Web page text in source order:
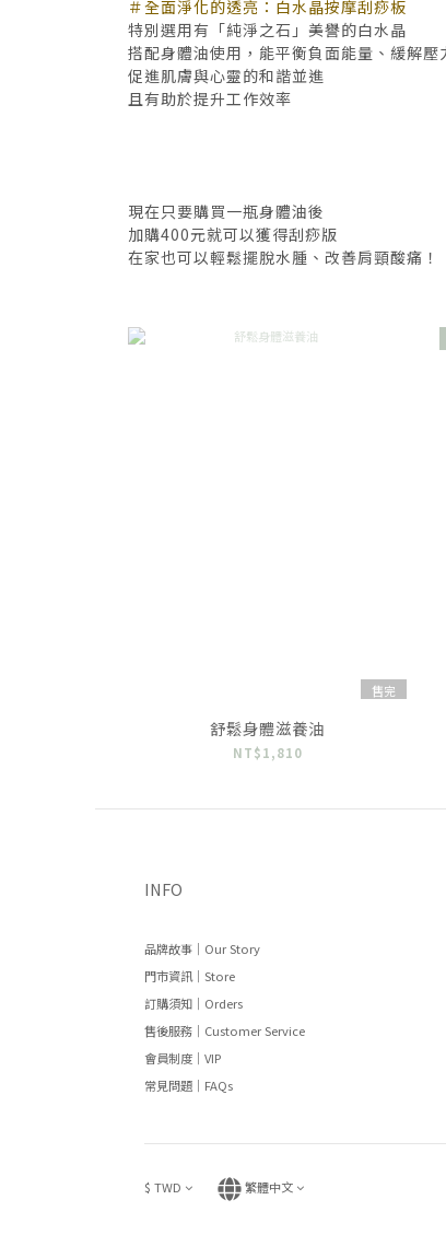
＃全面淨化的透亮：白水晶按摩刮痧板
特別選用有「純淨之石」美譽的白水晶
搭配身體油使用，能平衡負面能量、緩解壓
促進肌膚與心靈的和諧並進
且有助於提升工作效率
現在只要購買一瓶身體油後
加購400元就可以獲得刮痧版
在家也可以輕鬆擺脫水腫、改善肩頸酸痛！
售完
舒鬆身體滋養油
NT$1,810
INFO
品牌故事｜Our Story
門市資訊｜Store
訂購須知｜Orders
售後服務｜Customer Service
會員制度｜VIP
常見問題｜FAQs
$ TWD 繁體中文